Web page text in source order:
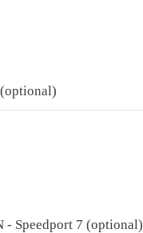
- Speedport 7 (optional)